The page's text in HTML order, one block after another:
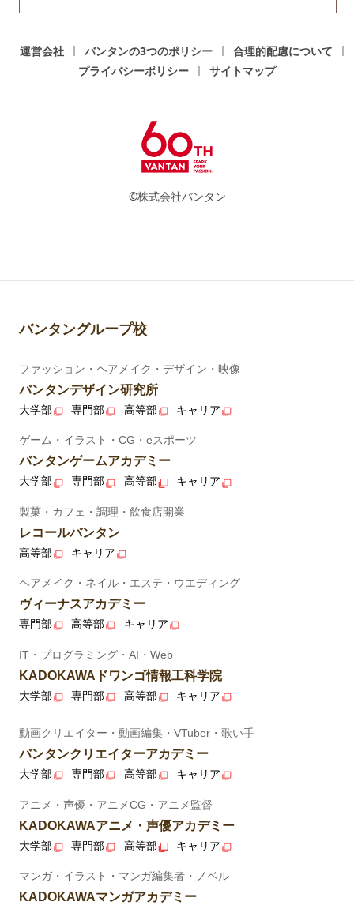
運営会社 バンタンの3つのポリシー
合理的配慮について
プライバシーポリシー
サイトマップ
©株式会社バンタン
バンタングループ校
ファッション・ヘアメイク・デザイン・映像
バンタンデザイン研究所
大学部 専門部 高等部 キャリア
ゲーム・イラスト・CG・eスポーツ
バンタンゲームアカデミー
大学部 専門部 高等部 キャリア
製菓・カフェ・調理・飲食店開業
レコールバンタン
高等部 キャリア
ヘアメイク・ネイル・エステ・ウエディング
ヴィーナスアカデミー
専門部 高等部 キャリア
IT・プログラミング・AI・Web
KADOKAWAドワンゴ情報工科学院
大学部 専門部 高等部 キャリア
動画クリエイター・動画編集・VTuber・歌い手
バンタンクリエイターアカデミー
大学部 専門部 高等部 キャリア
アニメ・声優・アニメCG・アニメ監督
KADOKAWAアニメ・声優アカデミー
大学部 専門部 高等部 キャリア
マンガ・イラスト・マンガ編集者・ノベル
KADOKAWAマンガアカデミー